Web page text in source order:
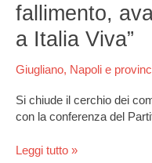
fallimento,
a Italia Viva”
Giugliano, Napoli e
Si chiude il cerchio dei
con la conferenza del
un
fallimento,
avanti
con
Stelle.
No
Italia
Leggi tutto »